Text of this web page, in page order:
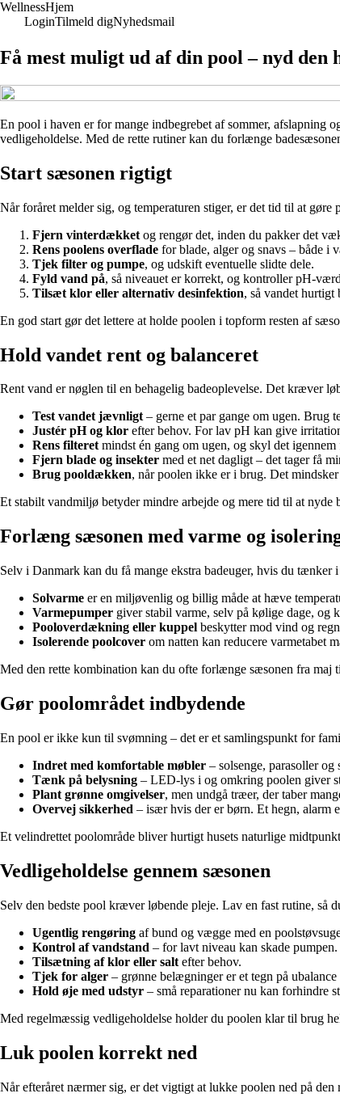
WellnessHjem
LoginTilmeld digNyhedsmail
Få mest muligt ud af din pool – nyd den
En pool i haven er for mange indbegrebet af sommer,
vedligeholdelse. Med de rette rutiner kan du forlænge
Start sæsonen rigtigt
Når foråret melder sig, og temperaturen stiger, er det tid til at
Fjern vinterdækket og rengør det, inden du pakker det
Rens poolens overflade for blade, alger og snavs – både i
Tjek filter og pumpe, og udskift eventuelle slidte dele.
Fyld vand på, så niveauet er korrekt, og kontroller pH-
Tilsæt klor eller alternativ desinfektion, så vandet
En god start gør det lettere at holde poolen i topform resten af
Hold vandet rent og balanceret
Rent vand er nøglen til en behagelig badeoplevelse. Det kræver
Test vandet jævnligt– gerne et par gange om ugen. Brug
Justér pH og klor efter behov. For lav pH kan give
Rens filteretmindst én gang om ugen, og skyl det
Fjern blade og insekter med et net dagligt – det tager få
Brug pooldækken, når poolen ikke er i brug. Det
Et stabilt vandmiljø betyder mindre arbejde og mere tid til at nyde
Forlæng sæsonen med varme og
Selv i Danmark kan du få mange ekstra badeuger, hvis du
Solvarme er en miljøvenlig og billig måde at hæve
Varmepumper giver stabil varme, selv på kølige dage, og
Pooloverdækning eller kuppel beskytter mod vind og
Isolerende poolcover om natten kan reducere varmetabet
Med den rette kombination kan du ofte forlænge sæsonen fra
Gør poolområdet indbydende
En pool er ikke kun til svømning – det er et samlingspunkt for
Indret med komfortable møbler – solsenge, parasoller og
Tænk på belysning – LED-lys i og omkring poolen giver
Plant grønne omgivelser, men undgå træer, der taber
Overvej sikkerhed – især hvis der er børn. Et hegn, alarm
Et velindrettet poolområde bliver hurtigt husets naturlige
Vedligeholdelse gennem sæsonen
Selv den bedste pool kræver løbende pleje. Lav en fast rutine, så
Ugentlig rengøring af bund og vægge med en
Kontrol af vandstand – for lavt niveau kan skade pumpen.
Tilsætning af klor eller salt efter behov.
Tjek for alger – grønne belægninger er et tegn på ubalance
Hold øje med udstyr – små reparationer nu kan forhindre
Med regelmæssig vedligeholdelse holder du poolen klar til brug
Luk poolen korrekt ned
Når efteråret nærmer sig, er det vigtigt at lukke poolen ned på